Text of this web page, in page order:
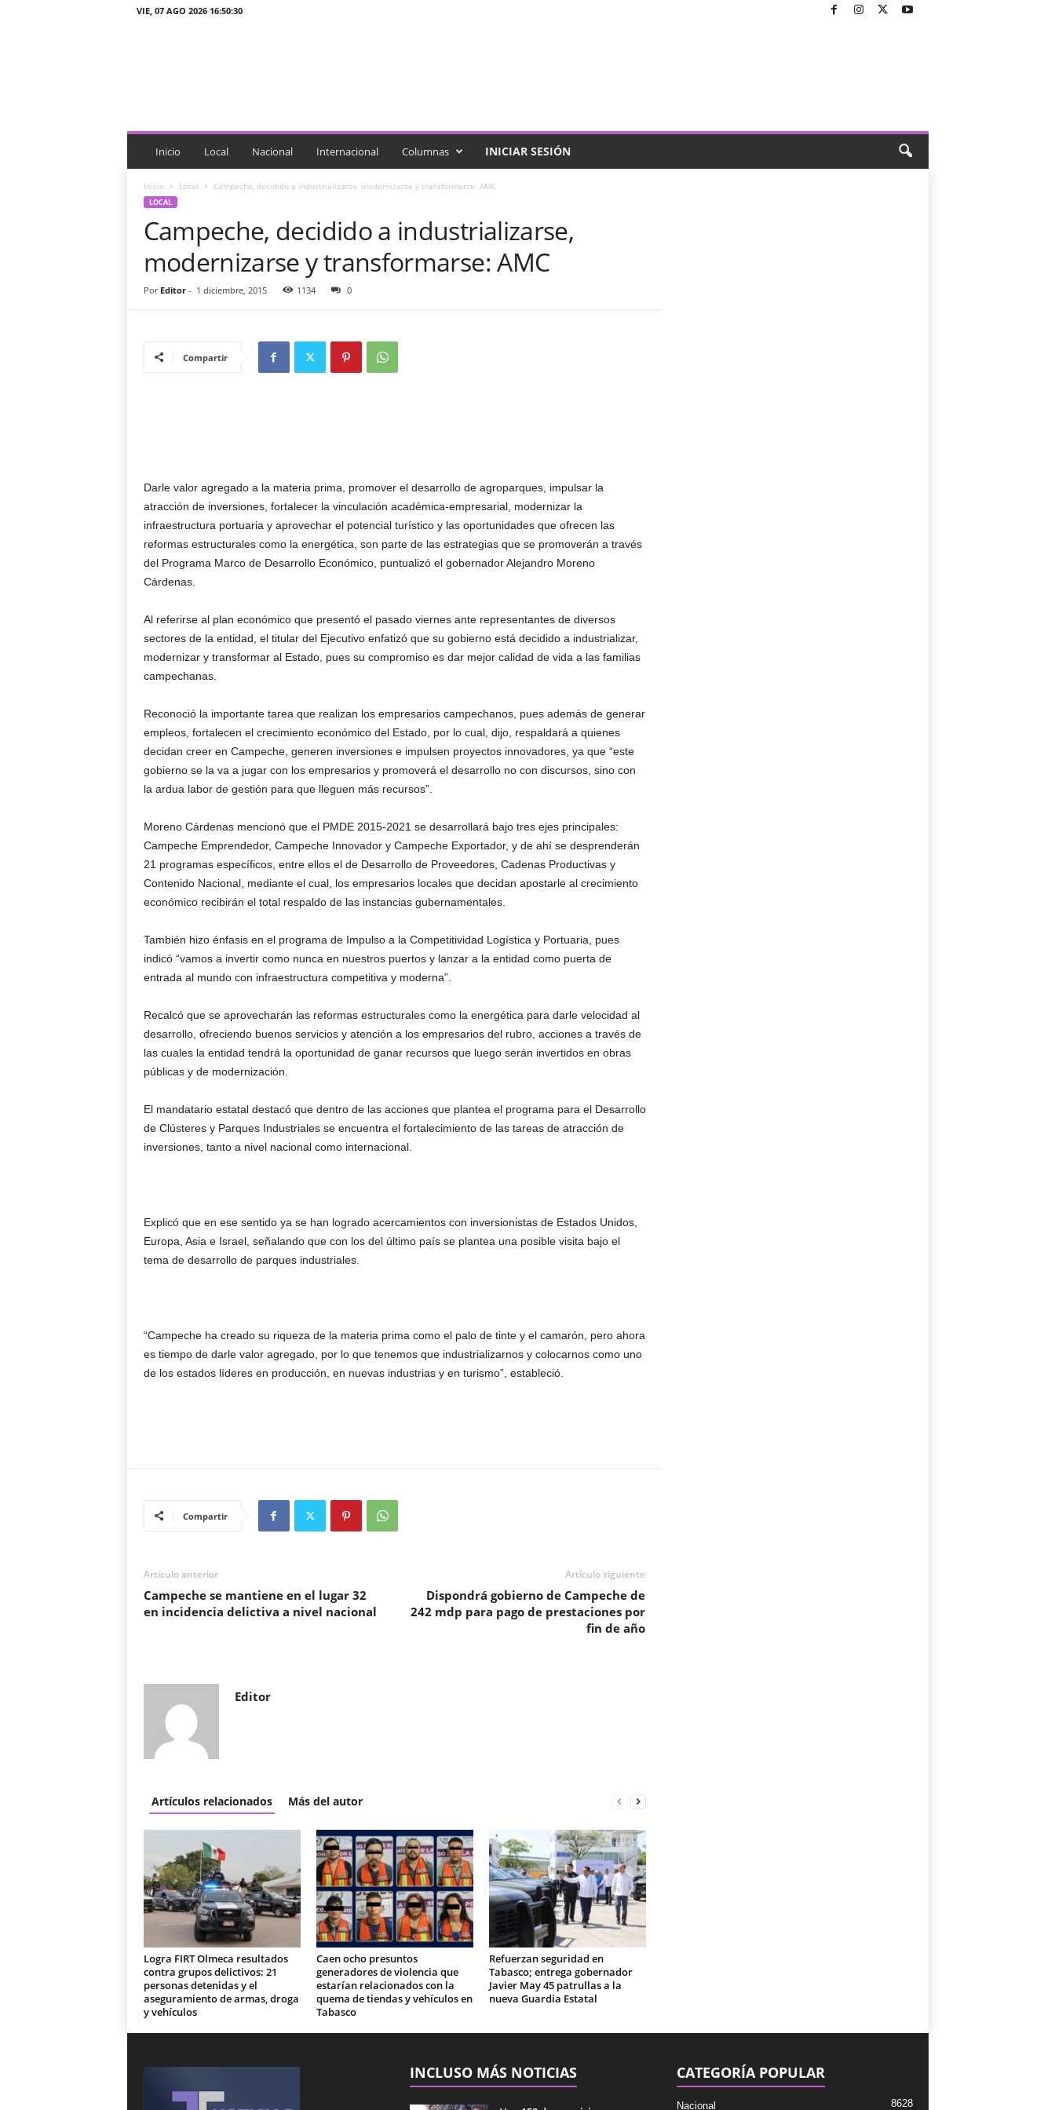
VIE, 07 AGO 2026 16:50:30
c
a
Inicio Local Nacional Internacional Columnas INICIAR SESIÓN
Inicio Local Campeche, decidido a industrializarse, modernizarse y transformarse: AMC
LOCAL
Campeche, decidido a industrializarse,
modernizarse y transformarse: AMC
Por Editor- 1 diciembre, 2015 1134 0
Compartir
Darle valor agregado a la materia prima, promover el desarrollo de agroparques, impulsar la
atracción de inversiones, fortalecer la vinculación académica-empresarial, modernizar la
infraestructura portuaria y aprovechar el potencial turístico y las oportunidades que ofrecen las
reformas estructurales como la energética, son parte de las estrategias que se promoverán a través
del Programa Marco de Desarrollo Económico, puntualizó el gobernador Alejandro Moreno
Cárdenas.
Al referirse al plan económico que presentó el pasado viernes ante representantes de diversos
sectores de la entidad, el titular del Ejecutivo enfatizó que su gobierno está decidido a industrializar,
modernizar y transformar al Estado, pues su compromiso es dar mejor calidad de vida a las familias
campechanas.
Reconoció la importante tarea que realizan los empresarios campechanos, pues además de generar
empleos, fortalecen el crecimiento económico del Estado, por lo cual, dijo, respaldará a quienes
decidan creer en Campeche, generen inversiones e impulsen proyectos innovadores, ya que “este
gobierno se la va a jugar con los empresarios y promoverá el desarrollo no con discursos, sino con
la ardua labor de gestión para que lleguen más recursos”.
Moreno Cárdenas mencionó que el PMDE 2015-2021 se desarrollará bajo tres ejes principales:
Campeche Emprendedor, Campeche Innovador y Campeche Exportador, y de ahí se desprenderán
21 programas específicos, entre ellos el de Desarrollo de Proveedores, Cadenas Productivas y
Contenido Nacional, mediante el cual, los empresarios locales que decidan apostarle al crecimiento
económico recibirán el total respaldo de las instancias gubernamentales.
También hizo énfasis en el programa de Impulso a la Competitividad Logística y Portuaria, pues
indicó “vamos a invertir como nunca en nuestros puertos y lanzar a la entidad como puerta de
entrada al mundo con infraestructura competitiva y moderna”.
Recalcó que se aprovecharán las reformas estructurales como la energética para darle velocidad al
desarrollo, ofreciendo buenos servicios y atención a los empresarios del rubro, acciones a través de
las cuales la entidad tendrá la oportunidad de ganar recursos que luego serán invertidos en obras
públicas y de modernización.
El mandatario estatal destacó que dentro de las acciones que plantea el programa para el Desarrollo
de Clústeres y Parques Industriales se encuentra el fortalecimiento de las tareas de atracción de
inversiones, tanto a nivel nacional como internacional.
Explicó que en ese sentido ya se han logrado acercamientos con inversionistas de Estados Unidos,
Europa, Asia e Israel, señalando que con los del último país se plantea una posible visita bajo el
tema de desarrollo de parques industriales.
“Campeche ha creado su riqueza de la materia prima como el palo de tinte y el camarón, pero ahora
es tiempo de darle valor agregado, por lo que tenemos que industrializarnos y colocarnos como uno
de los estados líderes en producción, en nuevas industrias y en turismo”, estableció.
Compartir
Artículo anterior
Campeche se mantiene en el lugar 32
en incidencia delictiva a nivel nacional
Artículo siguiente
Dispondrá gobierno de Campeche de
242 mdp para pago de prestaciones por
fin de año
Editor
Artículos relacionados Más del autor
Logra FIRT Olmeca resultados
contra grupos delictivos: 21
personas detenidas y el
aseguramiento de armas, droga
y vehículos
Caen ocho presuntos
generadores de violencia que
estarían relacionados con la
quema de tiendas y vehículos en
Tabasco
Refuerzan seguridad en
Tabasco; entrega gobernador
Javier May 45 patrullas a la
nueva Guardia Estatal
INCLUSO MÁS NOTICIAS CATEGORÍA POPULAR
Nacional 8628